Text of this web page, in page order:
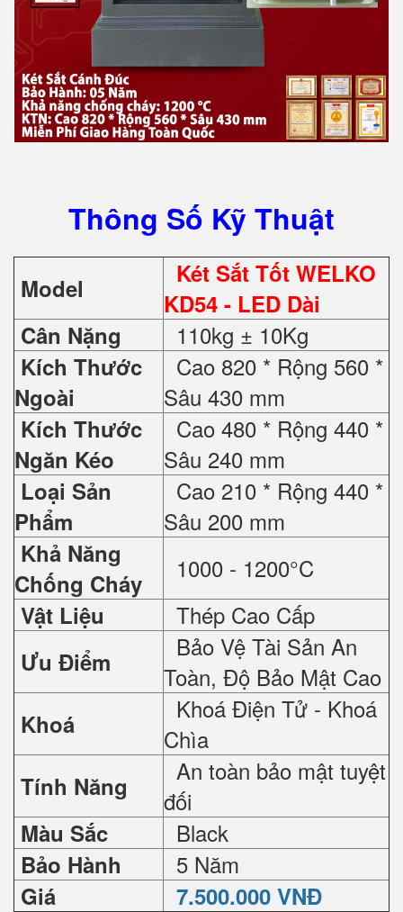
Thông Số Kỹ Thuật
Model
Két Sắt Tốt WELKO
KD54 - LED Dài
Cân Nặng
110kg ± 10Kg
Kích Thước
Ngoài
Cao 820 * Rộng 560 *
Sâu 430 mm
Kích Thước
Ngăn Kéo
Cao 480 * Rộng 440 *
Sâu 240 mm
Loại Sản
Phẩm
Cao 210 * Rộng 440 *
Sâu 200 mm
Khả Năng
Chống Cháy
1000 - 1200°C
Vật Liệu Thép Cao Cấp
Ưu Điểm
Bảo Vệ Tài Sản An
Toàn, Độ Bảo Mật Cao
Khoá
Khoá Điện Tử - Khoá
Chìa
Tính Năng
An toàn bảo mật tuyệt
đối
Màu Sắc Black
Bảo Hành 5 Năm
Giá 7.500.000 VNĐ